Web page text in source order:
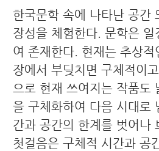
한국문학 속에 나타난 공간
장성을 체험한다. 문학은
여 존재한다. 현재는 추상
장에서 부딪치면 구체적이
으로 현재 쓰여지는 작품도
을 구체화하여 다음 시대로
간과 공간의 한계를 벗어나
첫걸음은 구체적 시간과 공